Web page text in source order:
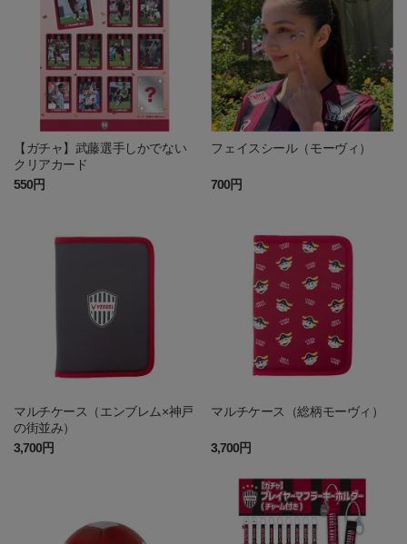
【ガチャ】武藤選手しかでない
クリアカード
550円
フェイスシール（モーヴィ）
700円
マルチケース（エンブレム×神戸
の街並み）
3,700円
マルチケース（総柄モーヴィ）
3,700円